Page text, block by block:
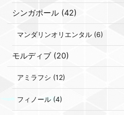
シンガポール (42)
マンダリンオリエンタル (6)
モルディブ (20)
アミラフシ (12)
フィノール (4)